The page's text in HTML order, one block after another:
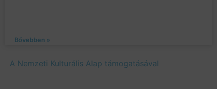
Bővebben »
A Nemzeti Kulturális Alap támogatásával